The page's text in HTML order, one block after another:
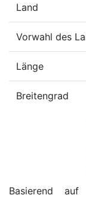
Land
Vorwahl des
Länge
Breitengrad
Basierend